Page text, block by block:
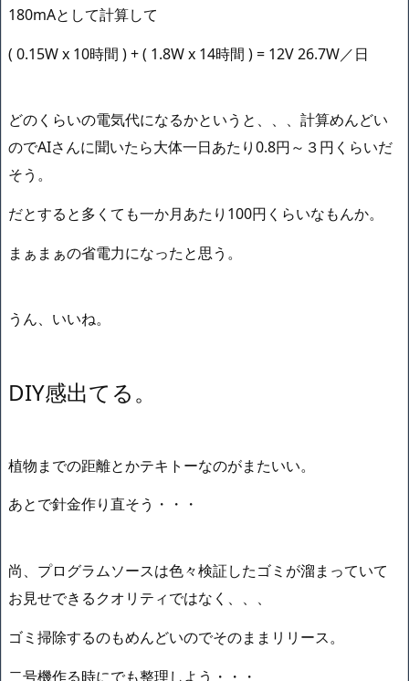
180mAとして計算して
( 0.15W x 10時間 ) + ( 1.8W x 14時間 ) = 12V 26.7W／日
どのくらいの電気代になるかというと、、、計算めんどい
のでAIさんに聞いたら大体一日あたり0.8円～３円くらいだ
そう。
だとすると多くても一か月あたり100円くらいなもんか。
まぁまぁの省電力になったと思う。
うん、いいね。
DIY感出てる。
植物までの距離とかテキトーなのがまたいい。
あとで針金作り直そう・・・
尚、プログラムソースは色々検証したゴミが溜まっていて
お見せできるクオリティではなく、、、
ゴミ掃除するのもめんどいのでそのままリリース。
二号機作る時にでも整理しよう・・・